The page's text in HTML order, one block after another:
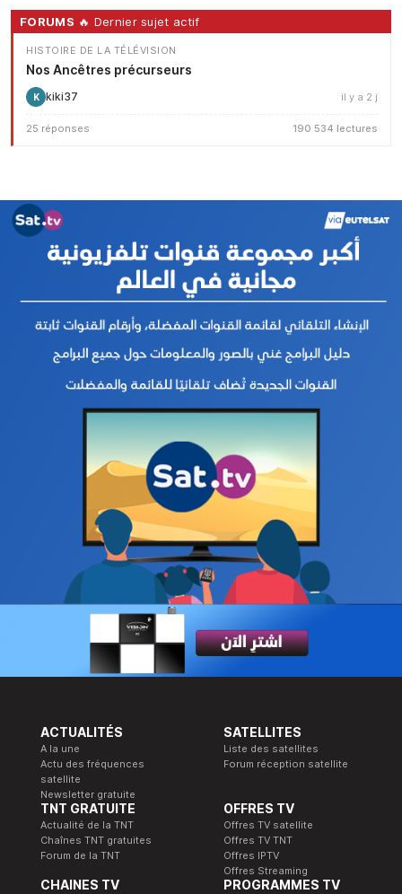
FORUMS 🔥 Dernier sujet actif
HISTOIRE DE LA TÉLÉVISION
Nos Ancêtres précurseurs
K kiki37 il y a 2 j
25 réponses 190 534 lectures
ACTUALITÉS
A la une
Actu des fréquences
satellite
Newsletter gratuite
SATELLITES
Liste des satellites
Forum réception satellite
TNT GRATUITE
Actualité de la TNT
Chaînes TNT gratuites
Forum de la TNT
OFFRES TV
Offres TV satellite
Offres TV TNT
Offres IPTV
Offres Streaming
CHAINES TV PROGRAMMES TV